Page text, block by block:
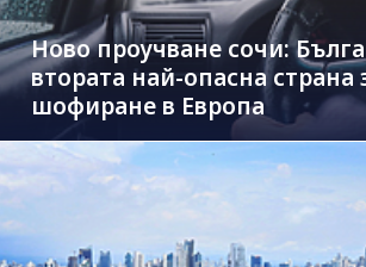
Ново проучване сочи:
втората най-опасна страна
шофиране в Европа